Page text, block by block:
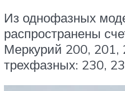
Из однофазных
распространены
Меркурий 200, 201,
трехфазных: 230,